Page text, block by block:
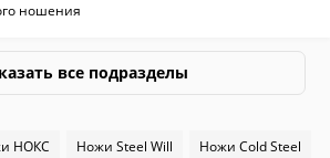
ношения
все подразделы
НОКС Ножи Steel Will Ножи Cold Steel